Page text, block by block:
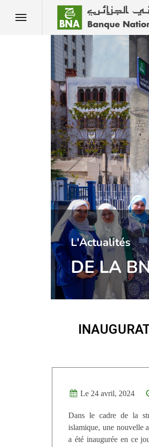
l'Actualités
DE LA
Le 24 avril, 2024
Dans le cadre de la
islamique, une nouvelle
a été inaugurée en ce